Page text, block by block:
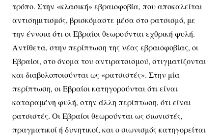
τρόπο. Στην «κλασική» εβραιοφοβία, που αποκαλείται
αντισημιτισμός, βρισκόμαστε μέσα στο ρατσισμό, με
την έννοια ότι οι Εβραίοι θεωρούνται εχθρική φυλή.
Αντίθετα, στην περίπτωση της νέας εβραιοφοβίας, οι
Εβραίοι, στο όνομα του αντιρατσισμού, στιγματίζονται
και διαβολοποιούνται ως «ρατσιστές». Στην μία
περίπτωση, οι Εβραίοι κατηγορούνται ότι είναι
καταραμένη φυλή, στην άλλη περίπτωση, ότι είναι
ρατσιστές. Οι Εβραίοι θεωρούνται ως σιωνιστές,
πραγματικοί ή δυνητικοί, και ο σιωνισμός κατηγορείται